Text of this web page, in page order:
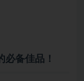
必备佳品！